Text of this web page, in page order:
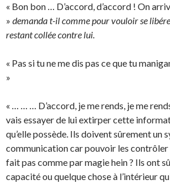
« Bon bon … D’accord, d’accord ! On
» demanda t-il comme pour vouloir se
restant collée contre lui.
« Pas si tu ne me dis pas ce que tu
»
« … … … D’accord, je me rends, je me
vais essayer de lui extirper cette
qu’elle possède. Ils doivent sûrement un
communication car pouvoir les contrôler
fait pas comme par magie hein ? Ils ont
capacité ou quelque chose à l’intérieur